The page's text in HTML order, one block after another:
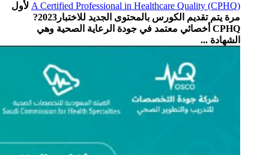
A Certified Professional in Healthcare Quality (CPHQ) لأول
مرة يتم تقديم الكورس بالمحتوى الجديد للاختبار2023?
CPHQ أخصائي معتمد في جودة الرعاية الصحية وهي
الشهادة ...